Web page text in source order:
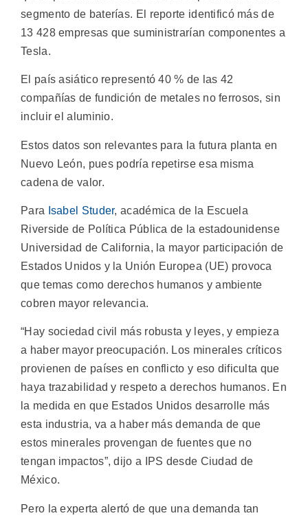
segmento de baterías. El reporte identificó más de
13 428 empresas que suministrarían componentes a
Tesla.
El país asiático representó 40 % de las 42
compañías de fundición de metales no ferrosos, sin
incluir el aluminio.
Estos datos son relevantes para la futura planta en
Nuevo León, pues podría repetirse esa misma
cadena de valor.
Para Isabel Studer, académica de la Escuela
Riverside de Política Pública de la estadounidense
Universidad de California, la mayor participación de
Estados Unidos y la Unión Europea (UE) provoca
que temas como derechos humanos y ambiente
cobren mayor relevancia.
“Hay sociedad civil más robusta y leyes, y empieza
a haber mayor preocupación. Los minerales críticos
provienen de países en conflicto y eso dificulta que
haya trazabilidad y respeto a derechos humanos. En
la medida en que Estados Unidos desarrolle más
esta industria, va a haber más demanda de que
estos minerales provengan de fuentes que no
tengan impactos”, dijo a IPS desde Ciudad de
México.
Pero la experta alertó de que una demanda tan